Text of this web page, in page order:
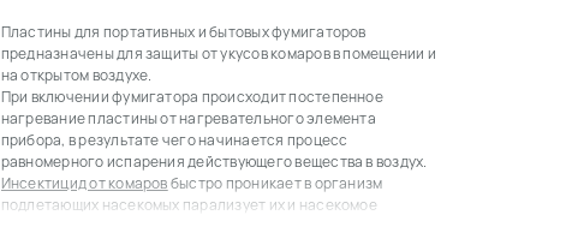
Пластины для портативных и бытовых фумигаторов
предназначены для защиты от укусов комаров в помещении и
на открытом воздухе.
При включении фумигатора происходит постепенное
нагревание пластины от нагревательного элемента
прибора, в результате чего начинается процесс
Инсектицид от комаров быстро проникает в организм
подлетающих насекомых парализует их и насекомое